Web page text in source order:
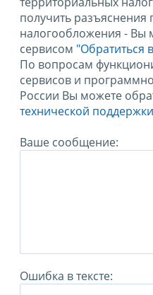
получить разъяснения
налогообложения - Вы
сервисом "Обратиться
По вопросам
сервисов и
России Вы можете
технической
Ваше сообщение:
Ошибка в тексте: